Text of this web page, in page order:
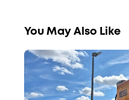
You May Also Like